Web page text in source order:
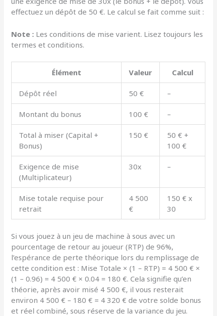
effectuez un dépôt de 50 €. Le calcul se fait comme suit :
Note : Les conditions de mise varient. Lisez toujours les
termes et conditions.
Élément Valeur Calcul
Dépôt réel 50 € –
Montant du bonus 100 € –
Total à miser (Capital +
Bonus)
150 €
50 € +
100 €
Exigence de mise
(Multiplicateur)
30x –
Mise totale requise pour
retrait
4 500
€
150 € x
30
Si vous jouez à un jeu de machine à sous avec un
pourcentage de retour au joueur (RTP) de 96%,
l’espérance de perte théorique lors du remplissage de
cette condition est : Mise Totale × (1 – RTP) = 4 500 € ×
(1 – 0.96) = 4 500 € × 0.04 = 180 €. Cela signifie qu’en
théorie, après avoir misé 4 500 €, il vous resterait
environ 4 500 € – 180 € = 4 320 € de votre solde bonus
et réel combiné, sous réserve de la variance du jeu.